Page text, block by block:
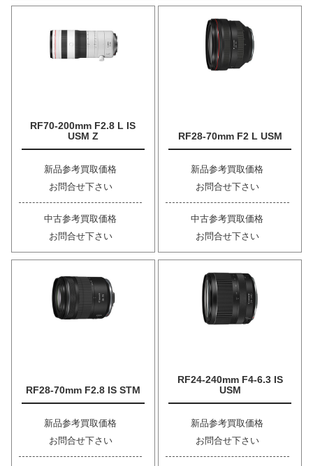
RF70-200mm F2.8 L IS
USM Z
新品参考買取価格
お問合せ下さい
中古参考買取価格
お問合せ下さい
RF28-70mm F2 L USM
新品参考買取価格
お問合せ下さい
中古参考買取価格
お問合せ下さい
RF28-70mm F2.8 IS STM
新品参考買取価格
お問合せ下さい
RF24-240mm F4-6.3 IS
USM
新品参考買取価格
お問合せ下さい